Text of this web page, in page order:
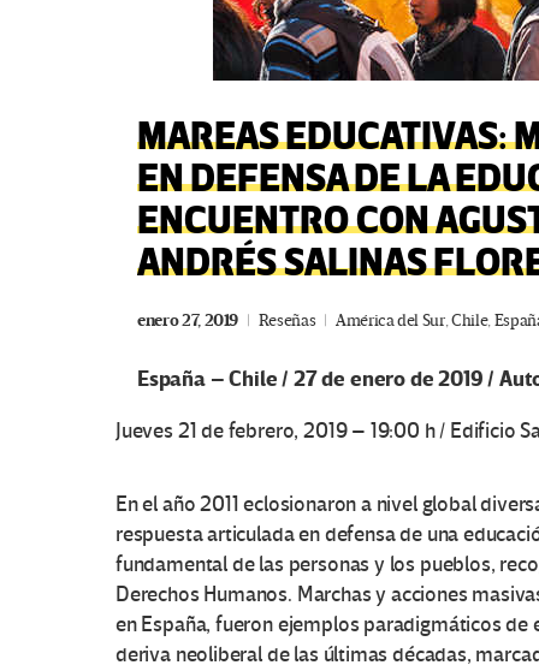
MAREAS EDUCATIVAS:
EN DEFENSA DE LA
ENCUENTRO CON
ANDRÉS SALINAS
enero 27, 2019 Reseñas América del Sur,Chile,
España – Chile / 27 de enero de 2019 /
Jueves 21 de febrero, 2019 – 19:00 h / Edificio
En el año 2011 eclosionaron a nivel global
respuesta articulada en defensa de una
fundamental de las personas y los pueblos,
Derechos Humanos. Marchas y acciones
en España, fueron ejemplos paradigmáticos
deriva neoliberal de las últimas décadas,